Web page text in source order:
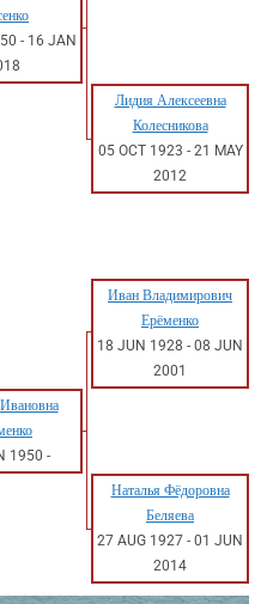
- 16 JAN
Лидия Алексеевна
Колесникова
05 OCT 1923 - 21 MAY
2012
Иван Владимирович
Ерёменко
18 JUN 1928 - 08 JUN
2001
1950 -
Наталья Фёдоровна
Беляева
27 AUG 1927 - 01 JUN
2014